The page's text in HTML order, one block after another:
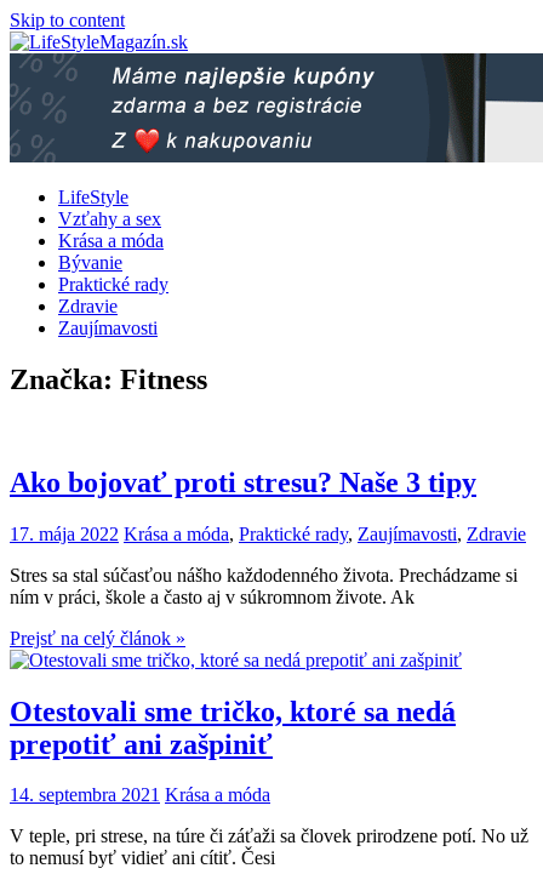
Skip to content
LifeStyle
Vzťahy a sex
Krása a móda
Bývanie
Praktické rady
Zdravie
Zaujímavosti
Značka: Fitness
Ako bojovať proti stresu? Naše 3 tipy
17. mája 2022 Krása a móda, Praktické rady, Zaujímavosti, Zdravie
Stres sa stal súčasťou nášho každodenného života. Prechádzame si
ním v práci, škole a často aj v súkromnom živote. Ak
Prejsť na celý článok »
Otestovali sme tričko, ktoré sa nedá
prepotiť ani zašpiniť
14. septembra 2021 Krása a móda
V teple, pri strese, na túre či záťaži sa človek prirodzene potí. No už
to nemusí byť vidieť ani cítiť. Česi